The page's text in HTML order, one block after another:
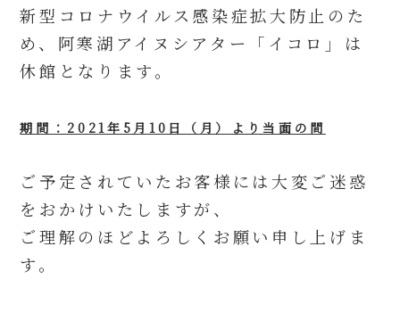
新型コロナウイルス感染症拡大防止のた
め、阿寒湖アイヌシアター「イコロ」は
休館となります。
期間：2021年5月10日（月）より当面の間
ご予定されていたお客様には大変ご迷惑
をおかけいたしますが、
ご理解のほどよろしくお願い申し上げま
す。